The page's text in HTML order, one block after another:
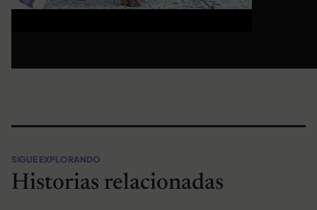
SIGUE EXPLORANDO
Historias relacionadas